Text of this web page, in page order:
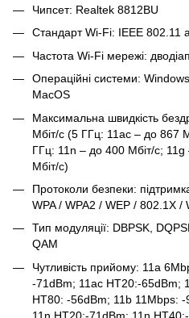
Чипсет: Realtek 8812BU
Стандарт Wi-Fi: IEEE 802.11
Частота Wi-Fi мережі:
Операційні системи:
MacOS
Максимальна швидкість
Мбіт/с (5 ГГц: 11ac – до 867
ГГц: 11n – до 400 Мбіт/с;
Мбіт/с)
Протоколи безпеки:
WPA / WPA2 / WEP / 802.1X /
Тип модуляції: DBPSK,
QAM
Чутливість прийому: 11a
-71dBm; 11ac HT20:-65dBm;
HT80: -56dBm; 11b 11Mbps:
11n HT20:-71dBm; 11n